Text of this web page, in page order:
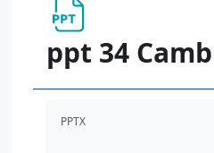
ppt 34
PPTX